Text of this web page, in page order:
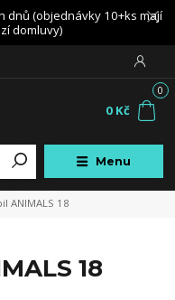
dnů (objednávky 10+ks mají
domluvy)
Menu
0
0 Kč
ANIMALS 18
18